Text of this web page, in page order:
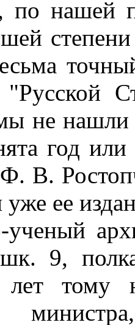
нашей
"Русской
не нашли
год
В.
уже ее
9,
лет тому